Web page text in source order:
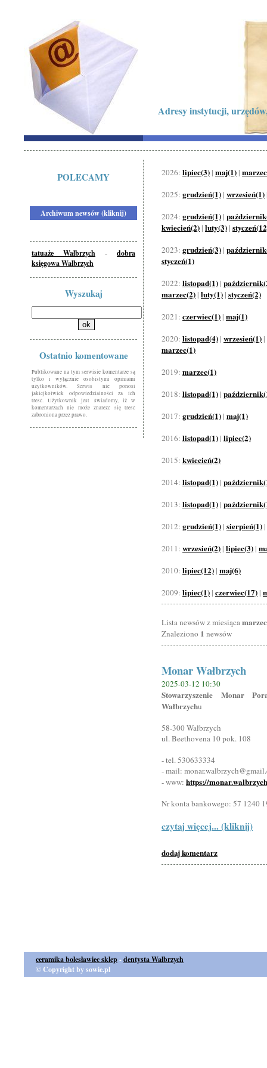
Adresy instytucji,
POLECAMY
Archiwum newsów (kliknij)
tatuaże Wałbrzych - dobra
księgowa Wałbrzych
Wyszukaj
Ostatnio komentowane
Publikowane na tym serwisie komentarze są
tylko i wyłącznie osobistymi opiniami
użytkowników. Serwis nie ponosi
jakiejkolwiek odpowiedzialności za ich
treść. Użytkownik jest świadomy, iż w
komentarzach nie może znaleźć się treść
zabroniona przez prawo.
2026: lipiec(3) | maj(1) |
2025: grudzień(1) | wrzesień(1)
2024: grudzień(1) |
kwiecień(2) | luty(3) |
2023: grudzień(3) |
styczeń(1)
2022: listopad(1) |
marzec(2) | luty(1) | styczeń(2)
2021: czerwiec(1) | maj(1)
2020: listopad(4) | wrzesień(1) |
marzec(1)
2019: marzec(1)
2018: listopad(1) |
2017: grudzień(1) | maj(1)
2016: listopad(1) | lipiec(2)
2015: kwiecień(2)
2014: listopad(1) |
2013: listopad(1) |
2012: grudzień(1) | sierpień(1) |
2011: wrzesień(2) | lipiec(3) |
2010: lipiec(12) | maj(6)
2009: lipiec(1) | czerwiec(17) |
Lista newsów z miesiąca
Znaleziono 1 newsów
Monar Wałbrzych
2025-03-12 10:30
Stowarzyszenie Monar
Wałbrzychu
58-300 Wałbrzych
ul. Beethovena 10 pok. 108
- tel. 530633334
- mail:
- www: https://
Nr konta bankowego: 57 1240
czytaj więcej... (kliknij)
dodaj komentarz
ceramika bolesławiec sklep-dentysta Wałbrzych
© Copyright by sowie.pl